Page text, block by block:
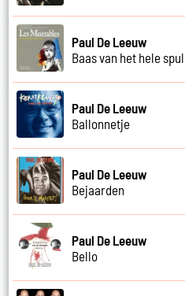
Paul De Leeuw
Baas van het hele spul
Paul De Leeuw
Ballonnetje
Paul De Leeuw
Bejaarden
Paul De Leeuw
Bello